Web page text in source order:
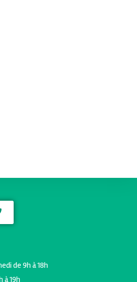
de 9h à 18h
à 19h